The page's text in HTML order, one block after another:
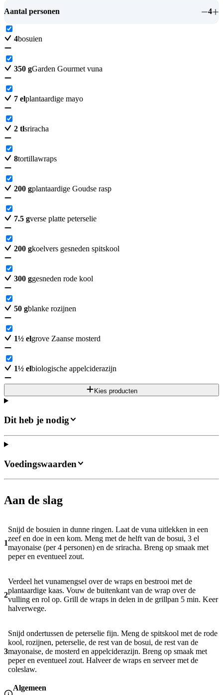
Aantal personen 4
4bosuien
350 gGarden Gourmet vuna
7 elplantaardige mayo
2 tlsriracha
8tortillawraps
200 gplantaardige Goudse rasp
7.5 gverse platte peterselie
200 gkoelvers gesneden spitskool
300 ggesneden rode kool
50 gblanke rozijnen
1½ elgrove Zaanse mosterd
1½ elbiologische appelciderazijn
Kies producten
Dit heb je nodig
Aan de slag
1
Snijd de bosuien in dunne ringen. Laat de vuna uitlekken in een
zeef en doe in een kom. Meng met de helft van de bosui, 3 el
mayonaise (per 4 personen) en de sriracha. Breng op smaak met
peper en eventueel zout.
2
Verdeel het vunamengsel over de wraps en bestrooi met de
plantaardige kaas. Vouw de buitenkant van de wrap over de
vulling en rol op. Grill de wraps in delen in de grillpan 5 min. Keer
halverwege.
3
Snijd ondertussen de peterselie fijn. Meng de spitskool met de rode
kool, rozijnen, peterselie, de rest van de bosui, de rest van de
mayonaise, de mosterd en appelciderazijn. Breng op smaak met
peper en eventueel zout. Halveer de wraps en serveer met de
coleslaw.
Algemeen
Voedingswaarden